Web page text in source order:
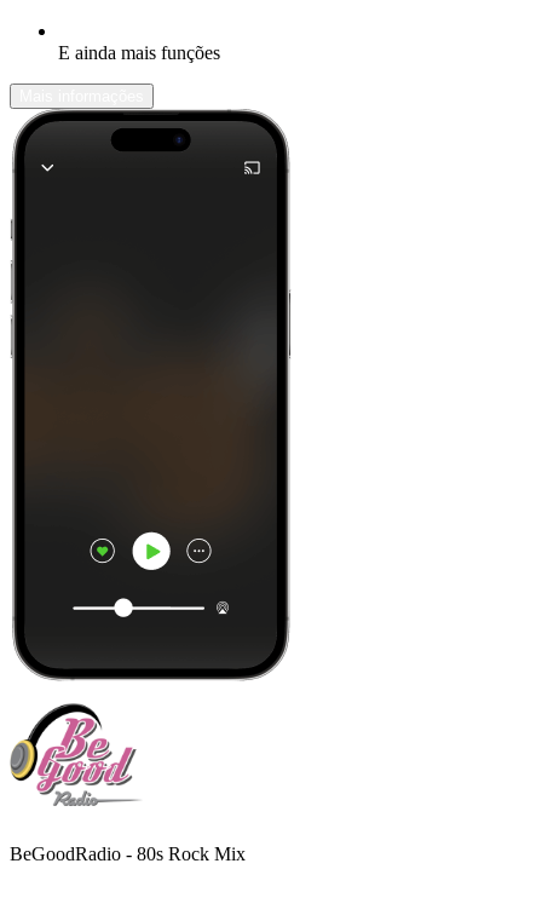
E ainda mais funções
BeGoodRadio - 80s Rock Mix